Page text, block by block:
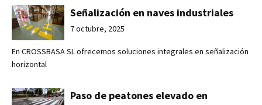
Señalización en naves industriales
7 octubre, 2025
En CROSSBASA SL ofrecemos soluciones integrales en señalización
horizontal
Paso de peatones elevado en